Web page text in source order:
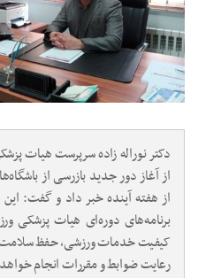
دکتر نوراله زاده سرپرست هیات
از آغاز دور جدید بازرسی از
از هفته آینده خبر داد و گفت:
برنامه‌های دوره‌ای هیات پزشکی
کیفیت خدمات ورزشی، حفظ سلامت
رعایت ضوابط و مقررات انجام